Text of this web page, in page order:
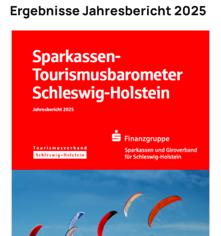
Ergebnisse Jahresbericht 2025